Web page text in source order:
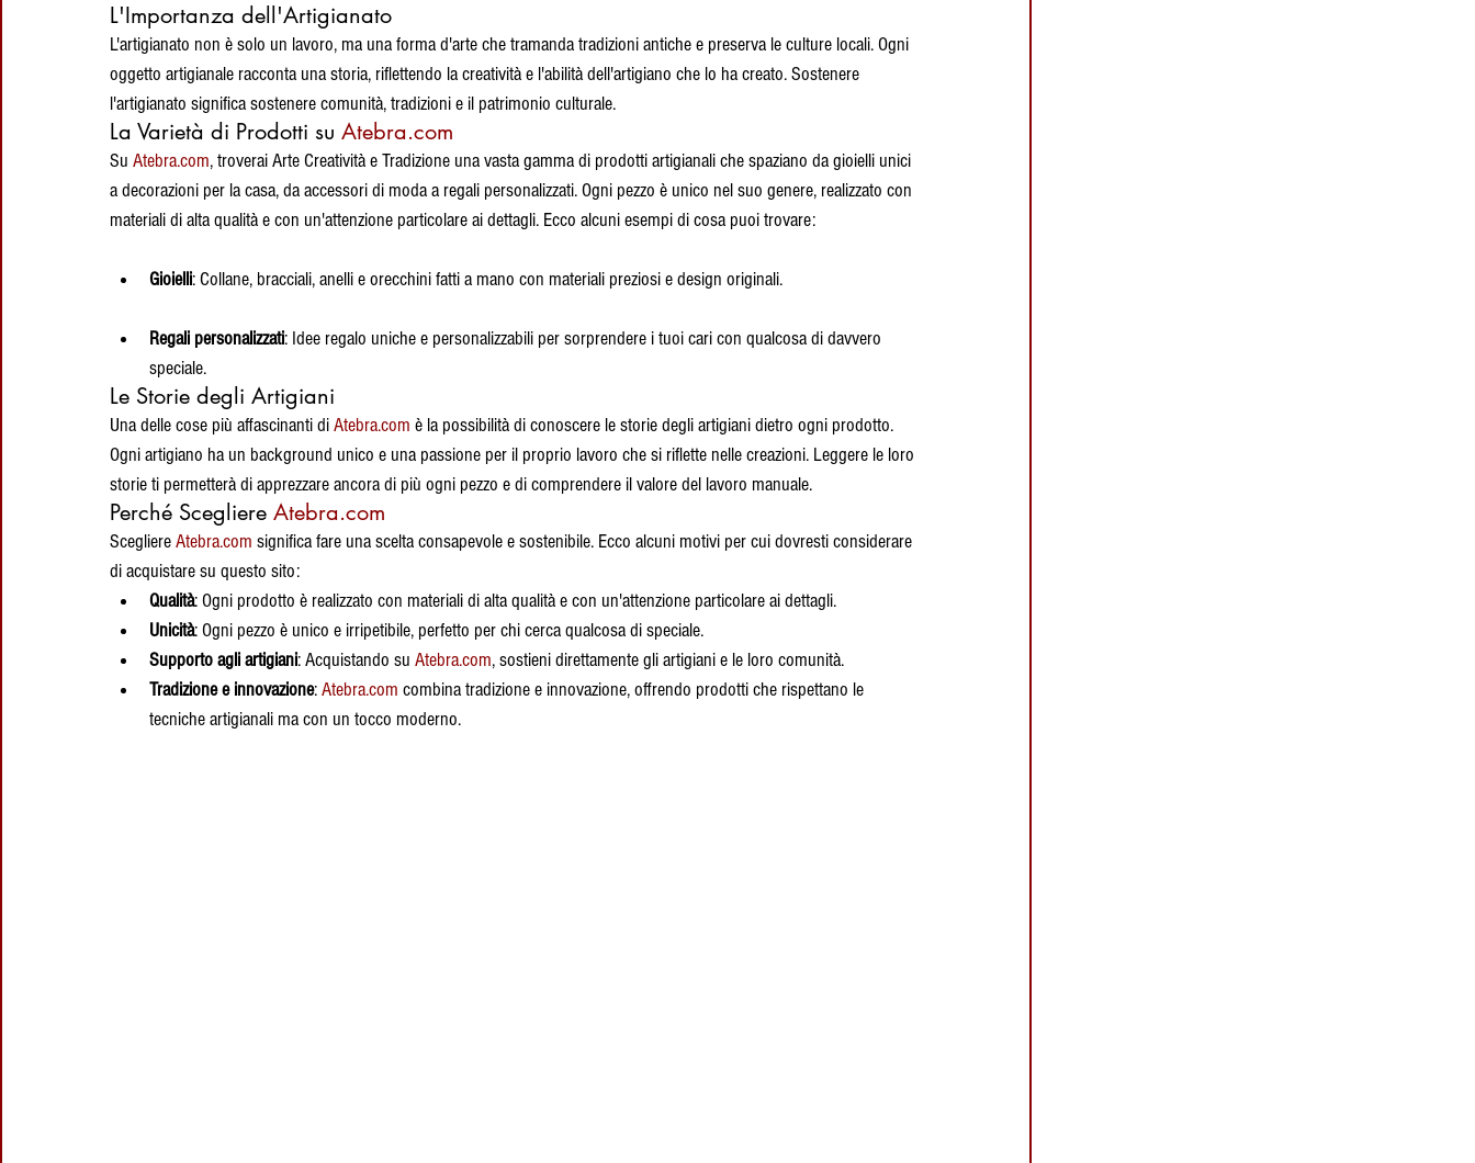
L'Importanza dell'Artigianato
L'artigianato non è solo un lavoro, ma una forma d'arte che tramanda tradizioni antiche e preserva le culture locali. Ogni
oggetto artigianale racconta una storia, riflettendo la creatività e l'abilità dell'artigiano che lo ha creato. Sostenere
l'artigianato significa sostenere comunità, tradizioni e il patrimonio culturale.
La Varietà di Prodotti su Atebra.com
Su Atebra.com, troverai Arte Creatività e Tradizione una vasta gamma di prodotti artigianali che spaziano da gioielli unici
a decorazioni per la casa, da accessori di moda a regali personalizzati. Ogni pezzo è unico nel suo genere, realizzato con
materiali di alta qualità e con un'attenzione particolare ai dettagli. Ecco alcuni esempi di cosa puoi trovare:
Gioielli: Collane, bracciali, anelli e orecchini fatti a mano con materiali preziosi e design originali.
Regali personalizzati: Idee regalo uniche e personalizzabili per sorprendere i tuoi cari con qualcosa di davvero
speciale.
Le Storie degli Artigiani
Una delle cose più affascinanti di Atebra.com è la possibilità di conoscere le storie degli artigiani dietro ogni prodotto.
Ogni artigiano ha un background unico e una passione per il proprio lavoro che si riflette nelle creazioni. Leggere le loro
storie ti permetterà di apprezzare ancora di più ogni pezzo e di comprendere il valore del lavoro manuale.
Perché Scegliere Atebra.com
Scegliere Atebra.com significa fare una scelta consapevole e sostenibile. Ecco alcuni motivi per cui dovresti considerare
di acquistare su questo sito:
Qualità: Ogni prodotto è realizzato con materiali di alta qualità e con un'attenzione particolare ai dettagli.
Unicità: Ogni pezzo è unico e irripetibile, perfetto per chi cerca qualcosa di speciale.
Supporto agli artigiani: Acquistando su Atebra.com, sostieni direttamente gli artigiani e le loro comunità.
Tradizione e innovazione: Atebra.com combina tradizione e innovazione, offrendo prodotti che rispettano le
tecniche artigianali ma con un tocco moderno.